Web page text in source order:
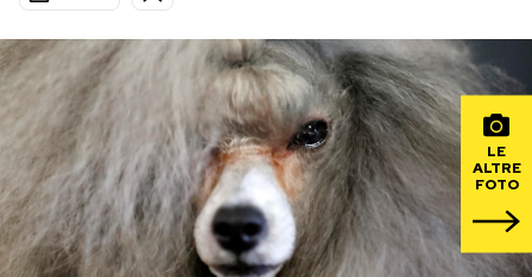
Economia
Sport
Mondiali calcio 2026
PODCAST
NEWSLETTER
LE
ALTRE
FOTO